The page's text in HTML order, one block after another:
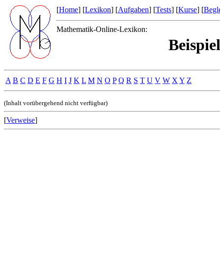
[Home] [Lexikon] [Aufgaben] [Tests] [Kurse] [
Mathematik-Online-Lexikon:
A B C D E F G H I J K L M N O P Q R S T U V W X Y Z
(Inhalt vorübergehend nicht verfügbar)
[Verweise]